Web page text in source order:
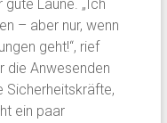
Laune. „Ich
– aber nur, wenn
geht!“, rief
die Anwesenden
Sicherheitskräfte,
ein paar